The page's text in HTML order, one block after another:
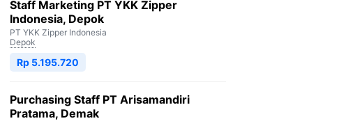
Staff Marketing PT YKK Zipper
Indonesia, Depok
PT YKK Zipper Indonesia
Depok
Rp 5.195.720
Purchasing Staff PT Arisamandiri
Pratama, Demak